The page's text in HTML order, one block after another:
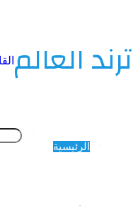
العالمالقائمة